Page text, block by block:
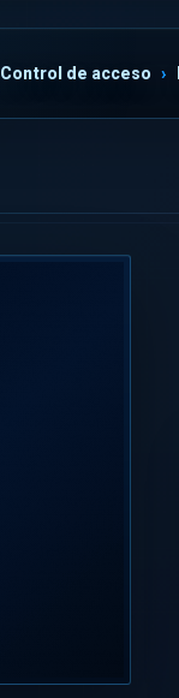
Control de acceso